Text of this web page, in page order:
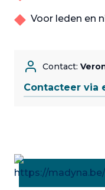
Voor leden en
Contact:
Contacteer via